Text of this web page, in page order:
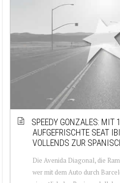
SPEEDY GONZALES: MIT
AUFGEFRISCHTE SEAT
VOLLENDS ZUR
Die Avenida Diagonal, die
wer mit dem Auto durch